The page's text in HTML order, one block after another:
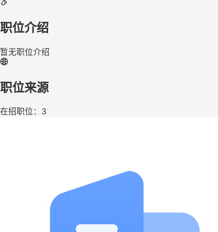
职位介绍
暂无职位介绍
职位来源
在招职位：3